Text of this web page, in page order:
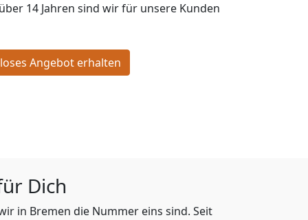
14 Jahren sind wir für unsere Kunden
Angebot erhalten
Dich
in Bremen die Nummer eins sind. Seit